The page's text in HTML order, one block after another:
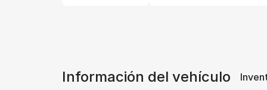
Información del vehículo